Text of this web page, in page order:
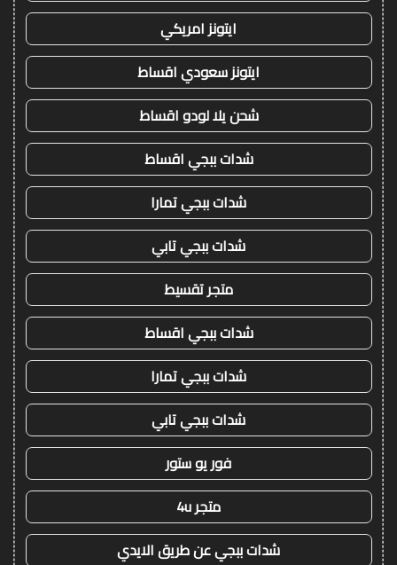
ايتونز امريكي
ايتونز سعودي اقساط
شحن يلا لودو اقساط
شدات ببجي اقساط
شدات ببجي تمارا
شدات ببجي تابي
متجر تقسيط
شدات ببجي اقساط
شدات ببجي تمارا
شدات ببجي تابي
فور يو ستور
متجر 4u
شدات ببجي عن طريق الايدي